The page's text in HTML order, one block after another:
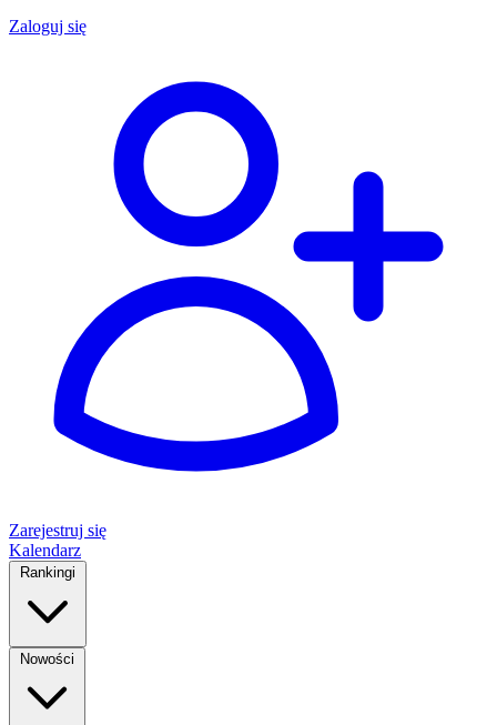
Zaloguj się
Zarejestruj się
Kalendarz
Rankingi
Nowości